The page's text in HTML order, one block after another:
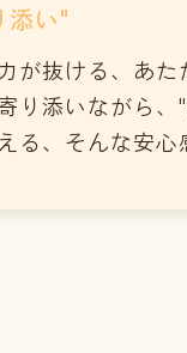
い"
抜ける、あた
り添いながら
る、そんな安